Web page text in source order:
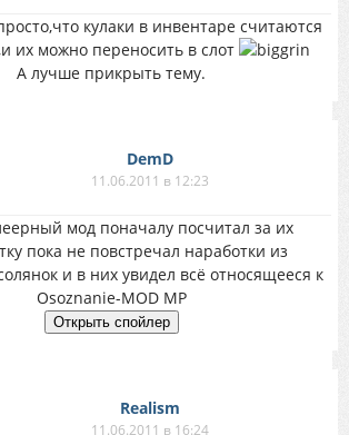
кулаки в инвентаре считаются
их можно переносить в слот
А лучше прикрыть тему.
DemD
11.06.2011 в 12:23
мод поначалу посчитал за их
пока не повстречал наработки из
и в них увидел всё относящееся к
Osoznanie-MOD MP
Realism
11.06.2011 в 16:24